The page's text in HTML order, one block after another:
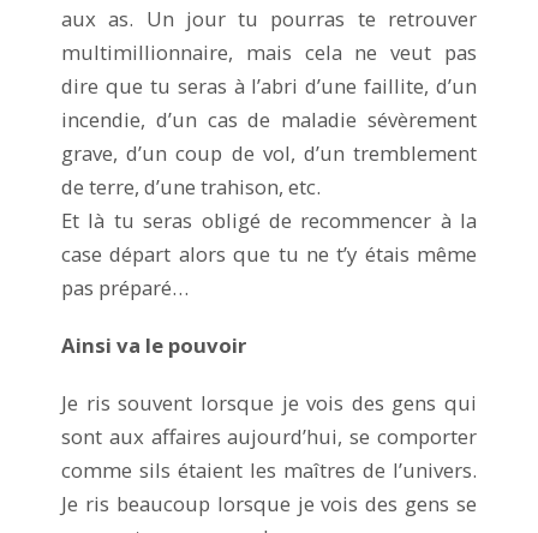
aux as. Un jour tu pourras te retrouver
multimillionnaire, mais cela ne veut pas
dire que tu seras à l’abri d’une faillite, d’un
incendie, d’un cas de maladie sévèrement
grave, d’un coup de vol, d’un tremblement
de terre, d’une trahison, etc.
Et là tu seras obligé de recommencer à la
case départ alors que tu ne t’y étais même
pas préparé…
Ainsi va le pouvoir
Je ris souvent lorsque je vois des gens qui
sont aux affaires aujourd’hui, se comporter
comme sils étaient les maîtres de l’univers.
Je ris beaucoup lorsque je vois des gens se